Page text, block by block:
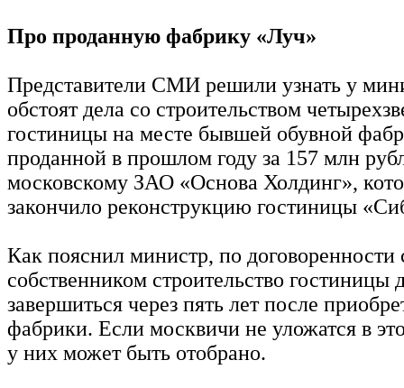
Про проданную фабрику «Луч»
Представители СМИ решили узнать у
обстоят дела со строительством
гостиницы на месте бывшей обувной
проданной в прошлом году за 157 млн
московскому ЗАО «Основа Холдинг»,
закончило реконструкцию гостиницы
Как пояснил министр, по договоренности
собственником строительство гостиницы
завершиться через пять лет после
фабрики. Если москвичи не уложатся в
у них может быть отобрано.